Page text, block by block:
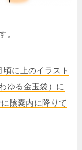
。
に上のイラスト
ゆる金玉袋）に
陰嚢内に降りて